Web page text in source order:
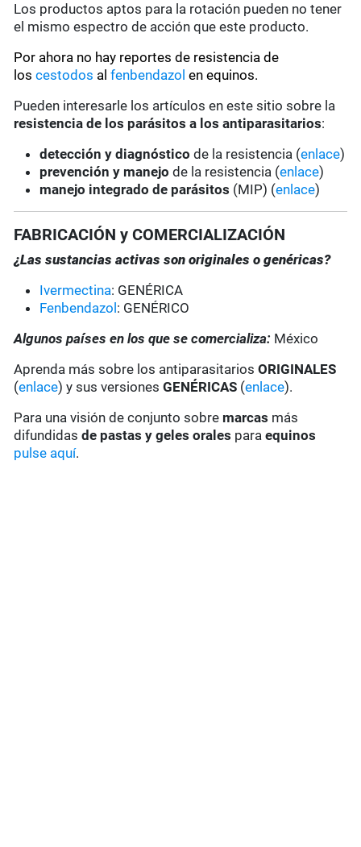
Los productos aptos para la rotación pueden no tener
el mismo espectro de acción que este producto.
Por ahora no hay reportes de resistencia de
loscestodos alfenbendazol en equinos.
Pueden interesarle los artículos en este sitio sobre la
resistencia de los parásitos a los antiparasitarios:
detección y diagnóstico de la resistencia (enlace)
prevención y manejo de la resistencia (enlace)
manejo integrado de parásitos (MIP) (enlace)
FABRICACIÓN y COMERCIALIZACIÓN
¿Las sustancias activas son originales o genéricas?
Ivermectina: GENÉRICA
Fenbendazol : GENÉRICO
Algunos países en los que se comercializa: México
Aprenda más sobre los antiparasitariosORIGINALES
(enlace) y sus versionesGENÉRICAS (enlace).
Para una visión de conjunto sobre marcas más
difundidas de pastas y geles orales paraequinos
pulse aquí.